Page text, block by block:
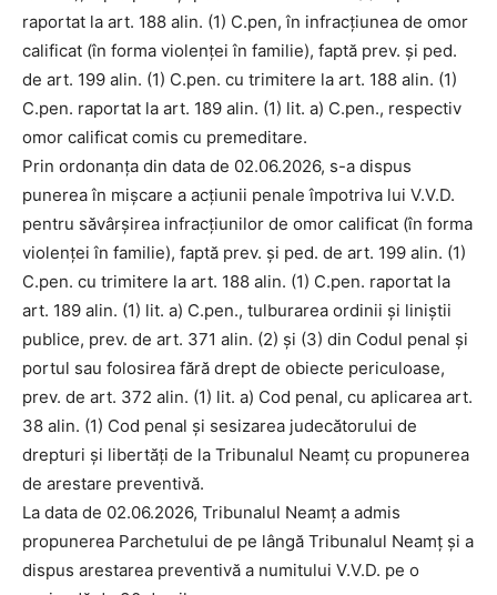
raportat la art. 188 alin. (1) C.pen, în infracţiunea de omor
calificat (în forma violenţei în familie), faptă prev. și ped.
de art. 199 alin. (1) C.pen. cu trimitere la art. 188 alin. (1)
C.pen. raportat la art. 189 alin. (1) lit. a) C.pen., respectiv
omor calificat comis cu premeditare.
Prin ordonanța din data de 02.06.2026, s-a dispus
punerea în mişcare a acţiunii penale împotriva lui V.V.D.
pentru săvârşirea infracţiunilor de omor calificat (în forma
violenţei în familie), faptă prev. și ped. de art. 199 alin. (1)
C.pen. cu trimitere la art. 188 alin. (1) C.pen. raportat la
art. 189 alin. (1) lit. a) C.pen., tulburarea ordinii și liniștii
publice, prev. de art. 371 alin. (2) şi (3) din Codul penal şi
portul sau folosirea fără drept de obiecte periculoase,
prev. de art. 372 alin. (1) lit. a) Cod penal, cu aplicarea art.
38 alin. (1) Cod penal şi sesizarea judecătorului de
drepturi şi libertăţi de la Tribunalul Neamţ cu propunerea
de arestare preventivă.
La data de 02.06.2026, Tribunalul Neamţ a admis
propunerea Parchetului de pe lângă Tribunalul Neamţ şi a
dispus arestarea preventivă a numitului V.V.D. pe o